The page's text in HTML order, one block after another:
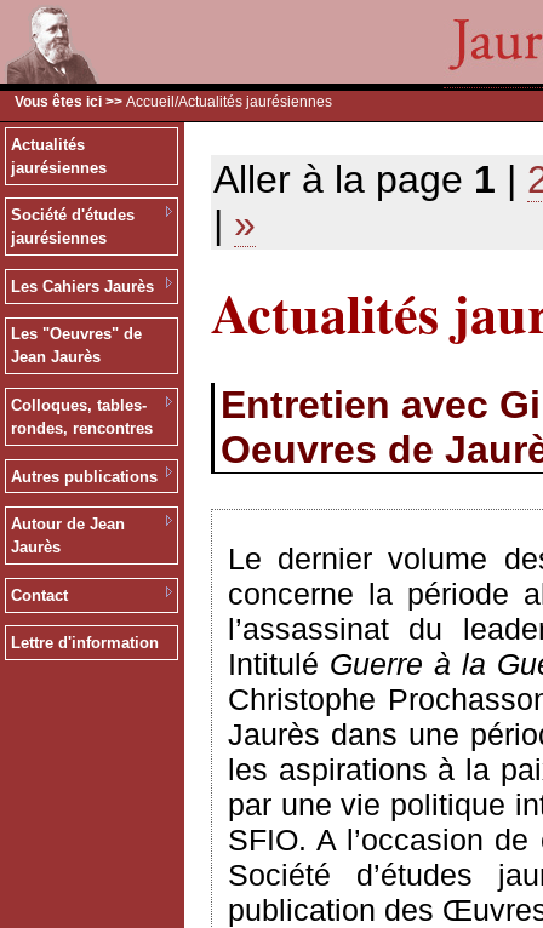
Vous êtes ici >> Accueil /Actualités jaurésiennes
Actualités
jaurésiennes
Société d'études
jaurésiennes
Les Cahiers Jaurès
Les "Oeuvres" de
Jean Jaurès
Colloques, tables-
rondes, rencontres
Autres publications
Autour de Jean
Jaurès
Contact
Lettre d'information
Aller à la page 1 |
| »
Actualités
Entretien avec
Oeuvres de
Le dernier volume
concerne la période
l’assassinat du
Intitulé Guerre à la
Christophe
Jaurès dans une
les aspirations à la
par une vie politique
SFIO. A l’occasion
Société d’études
publication des